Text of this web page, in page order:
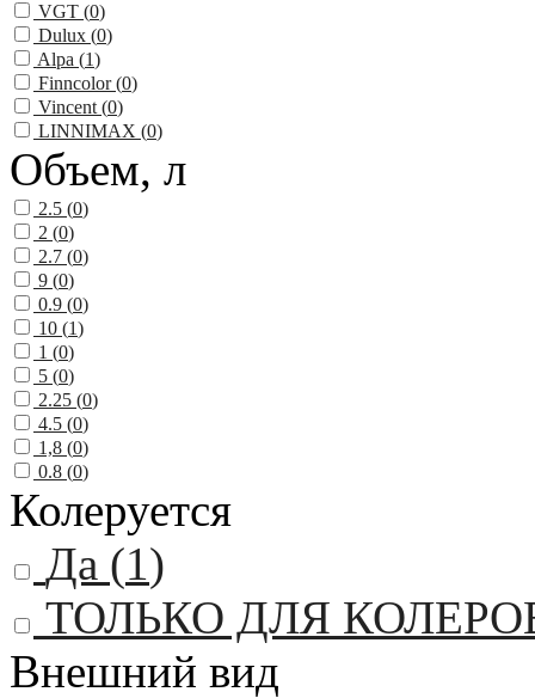
VGT (0)
Dulux (0)
Alpa (1)
Finncolor (0)
Vincent (0)
LINNIMAX (0)
Объем, л
2.5 (0)
2 (0)
2.7 (0)
9 (0)
0.9 (0)
10 (1)
1 (0)
5 (0)
2.25 (0)
4.5 (0)
1,8 (0)
0.8 (0)
Колеруется
Да (1)
ТОЛЬКО ДЛЯ
Внешний вид